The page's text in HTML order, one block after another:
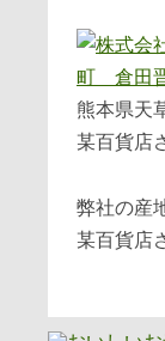
熊本県天
某百貨店
弊社の産
某百貨店